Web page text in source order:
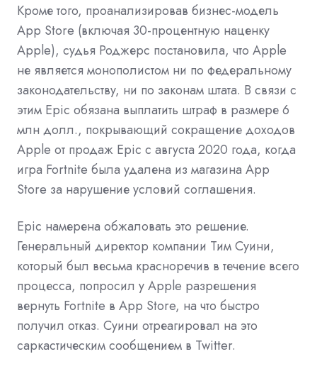
Кроме того, проанализировав бизнес-модель
App Store (включая 30-процентную наценку
Apple), судья Роджерс постановила, что Apple
не является монополистом ни по федеральному
законодательству, ни по законам штата. В связи с
этим Epic обязана выплатить штраф в размере 6
млн долл., покрывающий сокращение доходов
Apple от продаж Epic с августа 2020 года, когда
игра Fortnite была удалена из магазина App
Store за нарушение условий соглашения.
Epic намерена обжаловать это решение.
Генеральный директор компании Тим Суини,
который был весьма красноречив в течение всего
процесса, попросил у Apple разрешения
вернуть Fortnite в App Store, на что быстро
получил отказ. Суини отреагировал на это
саркастическим сообщением в Twitter.